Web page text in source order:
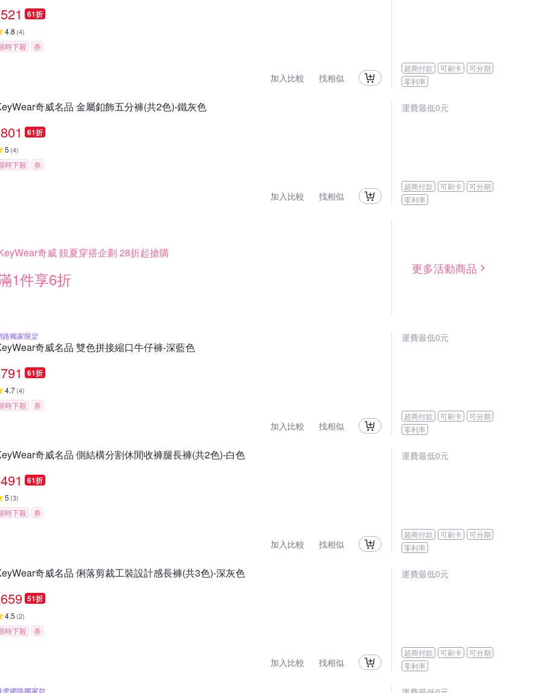
521 61折
4.8 (4)
時下殺 券
加入比較 找相似
超商付款 可刷卡
可分期
零利率
奇威名品 金屬釦飾五分褲(共2色)-鐵灰色
801 61折
5 (4)
時下殺 券
加入比較 找相似
運費最低0元
超商付款 可刷卡
可分期
零利率
奇威 靚夏穿搭企劃 28折起搶購
1件享6折
更多活動商品
路獨家限定
奇威名品 雙色拼接縮口牛仔褲-深藍色
791 61折
4.7(4)
時下殺 券
加入比較 找相似
運費最低0元
超商付款 可刷卡
可分期
零利率
奇威名品 側結構分割休閒收褲腿長褲(共2色)-白色
491 61折
5 (3)
時下殺 券
加入比較 找相似
運費最低0元
超商付款 可刷卡
可分期
零利率
奇威名品 俐落剪裁工裝設計感長褲(共3色)-深灰色
659 51折
4.5 (2)
時下殺 券
加入比較 找相似
運費最低0元
超商付款 可刷卡
可分期
零利率
虎網路獨家款